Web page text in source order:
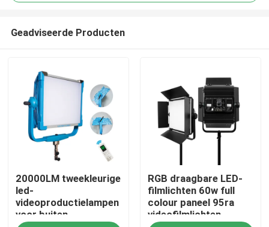
Thuis
Geadviseerde Producten
20000LM tweekleurige
led-
videoproductielampen
voor buiten
RGB draagbare LED-
filmlichten 60w full
colour paneel 95ra
videofilmlichten